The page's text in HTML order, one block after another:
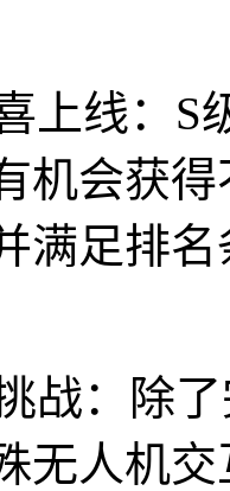
上线：S
机会获
满足排
战：除
无人机